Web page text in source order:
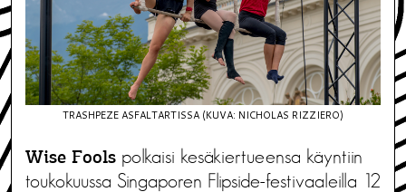
TRASHPEZE ASFALTARTISSA (KUVA: NICHOLAS RIZZIERO)
Wise Fools polkaisi kesäkiertueensa käyntiin
toukokuussa Singaporen Flipside-festivaaleilla 12